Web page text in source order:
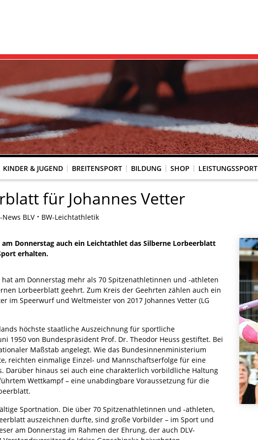
KINDER & JUGEND BREITENSPORT BILDUNG SHOP LEISTUNGSSPORT
für Johannes Vetter
News BLV BW-Leichtathletik
Donnerstag auch ein Leichtathlet das Silberne Lorbeerblatt
erhalten.
am Donnerstag mehr als 70 Spitzenathletinnen und -athleten
Lorbeerblatt geehrt. Zum Kreis der Geehrten zählen auch ein
im Speerwurf und Weltmeister von 2017 Johannes Vetter (LG
höchste staatliche Auszeichnung für sportliche
1950 von Bundespräsident Prof. Dr. Theodor Heuss gestiftet. Bei
Maßstab angelegt. Wie das Bundesinnenministerium
reichten einmalige Einzel- und Mannschaftserfolge für eine
Darüber hinaus sei auch eine charakterlich vorbildliche Haltung
Wettkampf – eine unabdingbare Voraussetzung für die
Sportnation. Die über 70 Spitzenathletinnen und -athleten,
auszeichnen durfte, sind große Vorbilder – im Sport und
am Donnerstag im Rahmen der Ehrung, der auch DLV-